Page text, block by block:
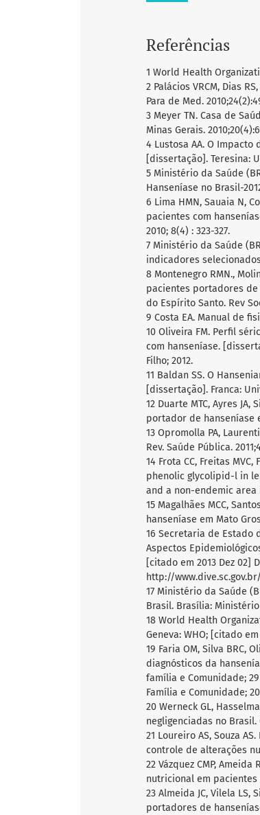
Referências
1 World Health
2 Palácios VRCM, Dias
Para de Med.
3 Meyer TN. Casa de
Minas Gerais.
4 Lustosa AA. O
[dissertação]. Teresina:
5 Ministério da Saúde
Hanseníase no Brasil-
6 Lima HMN, Sauaia N,
pacientes com
2010; 8(4) : 323-327.
7 Ministério da Saúde
indicadores
8 Montenegro RMN.,
pacientes portadores
do Espírito Santo. Rev
9 Costa EA. Manual de
10 Oliveira FM. Perfil
com hanseníase.
Filho; 2012.
11 Baldan SS. O
[dissertação]. Franca:
12 Duarte MTC, Ayres
portador de hanseníase
13 Opromolla PA,
Rev. Saúde Pública.
14 Frota CC, Freitas
phenolic glycolipid-l in
and a non-endemic area
15 Magalhães MCC,
hanseníase em Mato
16 Secretaria de Estado
Aspectos
[citado em 2013 Dez 02]
http://
17 Ministério da Saúde
Brasil. Brasília: Ministério
18 World Health
Geneva: WHO; [citado
19 Faria OM, Silva BRC,
diagnósticos da
família e Comunidade;
Família e Comunidade;
20 Werneck GL,
negligenciadas no Brasil.
21 Loureiro AS, Souza
controle de alterações
22 Vázquez CMP, Ameida
nutricional em pacientes
23 Almeida JC, Vilela LS,
portadores de